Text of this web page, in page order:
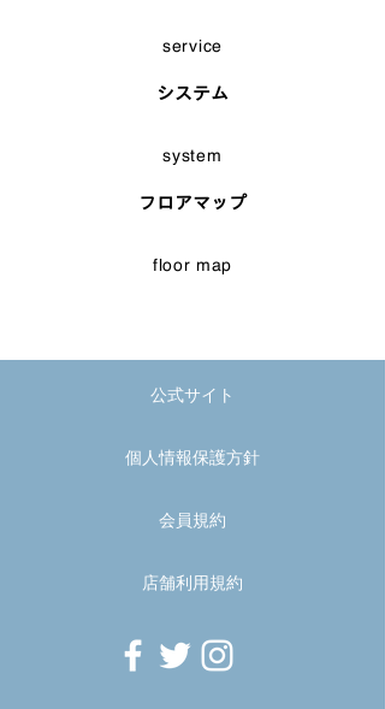
service
システム
system
フロアマップ
floor map
公式サイト
個人情報保護方針
会員規約
店舗利用規約